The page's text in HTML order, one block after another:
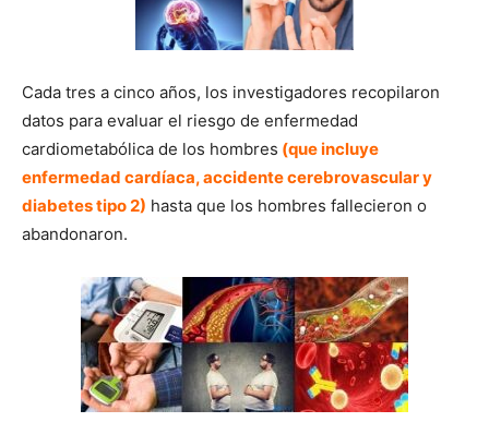
Cada tres a cinco años, los investigadores recopilaron
datos para evaluar el riesgo de enfermedad
cardiometabólica de los hombres (que incluye
enfermedad cardíaca, accidente cerebrovascular y
diabetes tipo 2) hasta que los hombres fallecieron o
abandonaron.